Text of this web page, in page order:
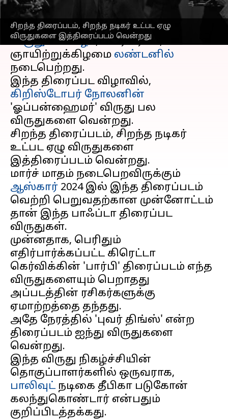
சிறந்த திரைப்படம், சிறந்த நடிகர் உட்பட ஏழு
விருதுகளை இத்திரைப்படம் வென்றது
செய்தி முன்னோட்டம்
பிரபலமான பாஃப்டா திரைப்பட
விருதுகள் விழா, பிப்ரவரி 18,
ஞாயிற்றுக்கிழமை லண்டனில்
நடைபெற்றது.
இந்த திரைப்பட விழாவில்,
கிறிஸ்டோபர் நோலனின்
'ஓப்பன்ஹைமர்' விருது பல
விருதுகளை வென்றது.
சிறந்த திரைப்படம், சிறந்த நடிகர்
உட்பட ஏழு விருதுகளை
இத்திரைப்படம் வென்றது.
மார்ச் மாதம் நடைபெறவிருக்கும்
ஆஸ்கார் 2024 இல் இந்த திரைப்படம்
வெற்றி பெறுவதற்கான முன்னோட்டம்
தான் இந்த பாஃப்டா திரைப்பட
விருதுகள்.
முன்னதாக, பெரிதும்
எதிர்பார்க்கப்பட்ட கிரெட்டா
கெர்விக்கின் 'பார்பி' திரைப்படம் எந்த
விருதுகளையும் பெறாதது
அப்படத்தின் ரசிகர்களுக்கு
ஏமாற்றத்தை தந்தது.
அதே நேரத்தில் 'புவர் திங்ஸ்' என்ற
திரைப்படம் ஐந்து விருதுகளை
வென்றது.
இந்த விருது நிகழ்ச்சியின்
தொகுப்பாளர்களில் ஒருவராக,
பாலிவுட் நடிகை தீபிகா படுகோன்
கலந்துகொண்டார் என்பதும்